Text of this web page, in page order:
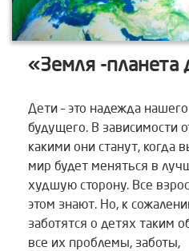
«Земля -планета
Дети – это надежда
будущего. В зависимости
какими они станут, когда
мир будет меняться в
худшую сторону. Все
этом знают. Но, к
заботятся о детях таким
все их проблемы, заботы,